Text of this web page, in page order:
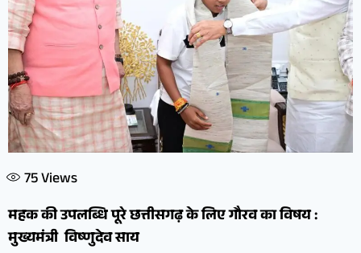
75Views
महक की उपलब्धि पूरे छत्तीसगढ़ के लिए गौरव का विषय :
मुख्यमंत्री विष्णुदेव साय